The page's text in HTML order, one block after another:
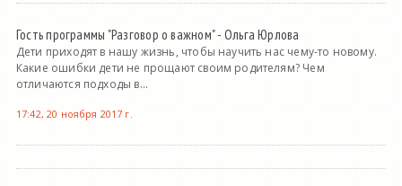
Гость программы "Разговор о важном" - Ольга Юрлова
Дети приходят в нашу жизнь, чтобы научить нас чему-то новому.
Какие ошибки дети не прощают своим родителям? Чем
отличаются подходы в...
17:42, 20 ноября 2017 г.